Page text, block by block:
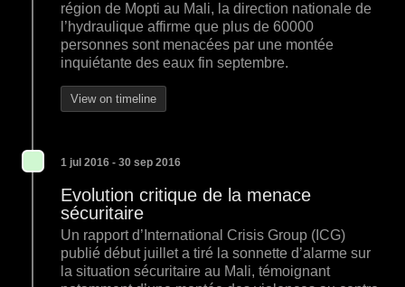
région de Mopti au Mali, la direction nationale de
l’hydraulique affirme que plus de 60000
personnes sont menacées par une montée
inquiétante des eaux fin septembre.
View on timeline
1 jul 2016 - 30 sep 2016
Evolution critique de la menace
sécuritaire
Un rapport d’International Crisis Group (ICG)
publié début juillet a tiré la sonnette d’alarme sur
la situation sécuritaire au Mali, témoignant